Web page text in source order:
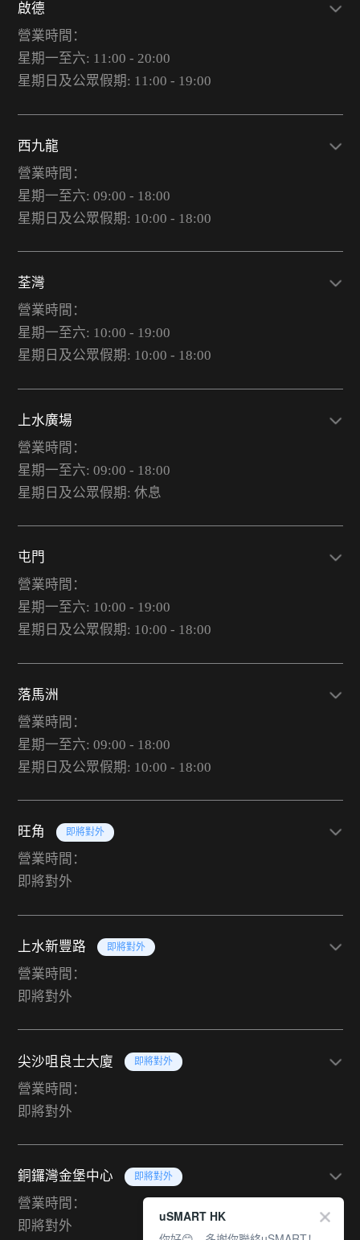
啟德
營業時間：
星期一至六: 11:00 - 20:00
星期日及公眾假期: 11:00 - 19:00
西九龍
營業時間：
星期一至六: 09:00 - 18:00
星期日及公眾假期: 10:00 - 18:00
荃灣
營業時間：
星期一至六: 10:00 - 19:00
星期日及公眾假期: 10:00 - 18:00
上水廣場
營業時間：
星期一至六: 09:00 - 18:00
星期日及公眾假期: 休息
屯門
營業時間：
星期一至六: 10:00 - 19:00
星期日及公眾假期: 10:00 - 18:00
落馬洲
營業時間：
星期一至六: 09:00 - 18:00
星期日及公眾假期: 10:00 - 18:00
旺角 即將對外
營業時間：
即將對外
上水新豐路 即將對外
營業時間：
即將對外
尖沙咀良士大廈 即將對外
營業時間：
即將對外
銅鑼灣金堡中心 即將對外
營業時間：
即將對外
uSMART HK